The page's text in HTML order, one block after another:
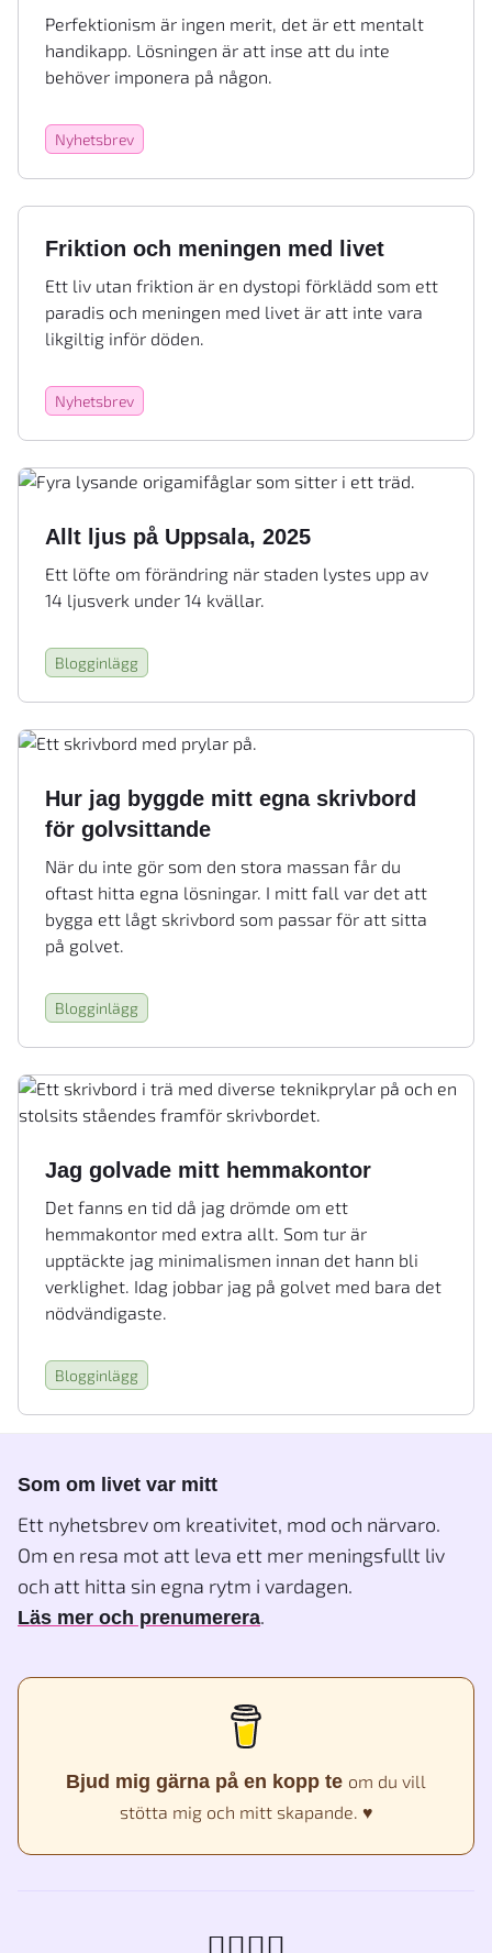
Perfektionism är ingen merit, det är ett mentalt
handikapp. Lösningen är att inse att du inte
behöver imponera på någon.
Nyhetsbrev
Friktion och meningen med livet
Ett liv utan friktion är en dystopi förklädd som ett
paradis och meningen med livet är att inte vara
likgiltig inför döden.
Nyhetsbrev
Allt ljus på Uppsala, 2025
Ett löfte om förändring när staden lystes upp av
14 ljusverk under 14 kvällar.
Blogginlägg
Hur jag byggde mitt egna skrivbord
för golvsittande
När du inte gör som den stora massan får du
oftast hitta egna lösningar. I mitt fall var det att
bygga ett lågt skrivbord som passar för att sitta
på golvet.
Blogginlägg
Jag golvade mitt hemmakontor
Det fanns en tid då jag drömde om ett
hemmakontor med extra allt. Som tur är
upptäckte jag minimalismen innan det hann bli
verklighet. Idag jobbar jag på golvet med bara det
nödvändigaste.
Blogginlägg
Som om livet var mitt
Ett nyhetsbrev om kreativitet, mod och närvaro.
Om en resa mot att leva ett mer meningsfullt liv
och att hitta sin egna rytm i vardagen.
Läs mer och prenumerera.
Bjud mig gärna på en kopp te om du vill
stötta mig och mitt skapande. ♥️